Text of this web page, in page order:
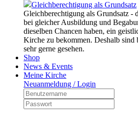
Gleichberechtigung als Grundsatz
Gleichberechtigung als Grundsatz -
bei gleicher Ausbildung und
dieselben Chancen haben, ein
Kirche zu bekommen. Deshalb sind
sehr gerne gesehen.
Shop
News & Events
Meine Kirche
Neuanmeldung / Login